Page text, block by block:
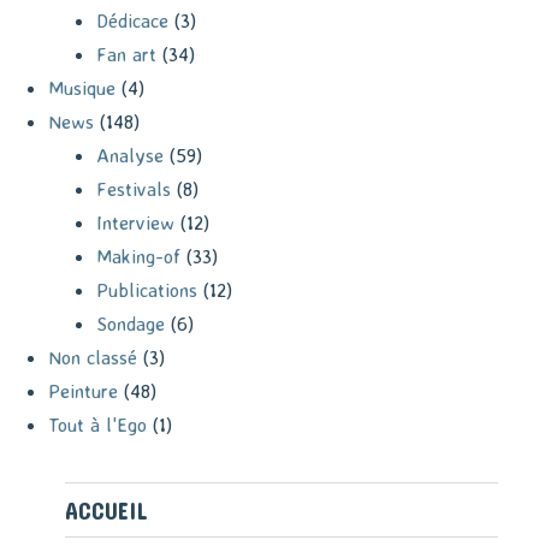
Dédicace (3)
Fan art (34)
Musique (4)
News (148)
Analyse (59)
Festivals (8)
Interview (12)
Making-of (33)
Publications (12)
Sondage (6)
Non classé (3)
Peinture (48)
Tout à l'Ego (1)
ACCUEIL